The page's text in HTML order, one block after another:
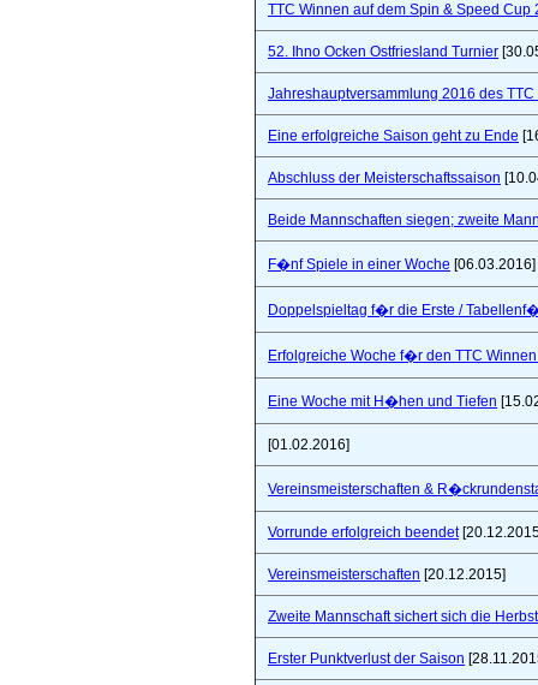
TTC Winnen auf dem Spin & Speed Cup
52. Ihno Ocken Ostfriesland Turnier
Jahreshauptversammlung 2016 des TTC
Eine erfolgreiche Saison geht zu Ende
Abschluss der Meisterschaftssaison
Beide Mannschaften siegen; zweite
F�nf Spiele in einer Woche [06.03.2016]
Doppelspieltag f�r die Erste /
Erfolgreiche Woche f�r den TTC
Eine Woche mit H�hen und Tiefen
[01.02.2016]
Vereinsmeisterschaften &
Vorrunde erfolgreich beendet
Vereinsmeisterschaften [20.12.2015]
Zweite Mannschaft sichert sich die
Erster Punktverlust der Saison